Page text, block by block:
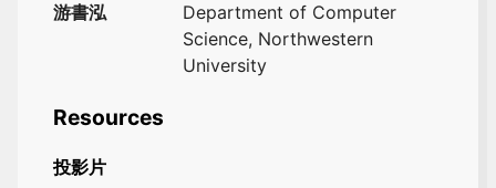
游書泓
Department of Computer
Science, Northwestern
University
Resources
投影片